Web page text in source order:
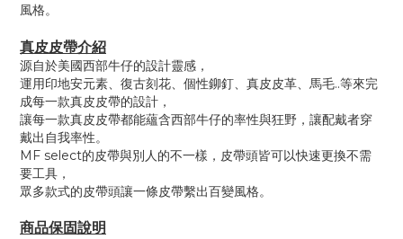
風格。
真皮皮帶介紹
源自於美國西部牛仔的設計靈感，
運用印地安元素、復古刻花、個性鉚釘、真皮皮革、馬毛..等來完
成每一款真皮皮帶的設計，
讓每一款真皮皮帶都能蘊含西部牛仔的率性與狂野，讓配戴者穿
戴出自我率性。
MF select的皮帶與別人的不一樣，皮帶頭皆可以快速更換不需
要工具，
眾多款式的皮帶頭讓一條皮帶繫出百變風格。
商品保固說明